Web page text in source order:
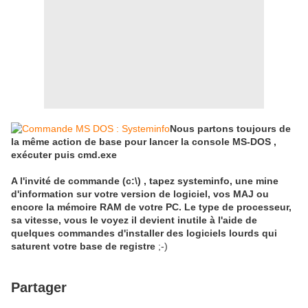
Nous partons toujours de
la même action de base pour lancer la console MS-DOS ,
exécuter puis cmd.exe
A l'invité de commande (c:\) , tapez systeminfo, une mine
d'information sur votre version de logiciel, vos MAJ ou
encore la mémoire RAM de votre PC. Le type de processeur,
sa vitesse, vous le voyez il devient inutile à l'aide de
quelques commandes d'installer des logiciels lourds qui
saturent votre base de registre ;-)
Partager